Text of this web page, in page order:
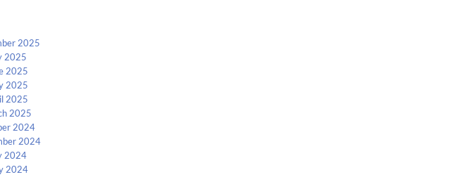
2025
2025
2025
2025
2025
2025
2024
2024
2024
2024